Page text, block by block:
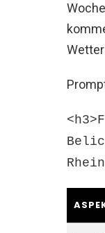
Wetter